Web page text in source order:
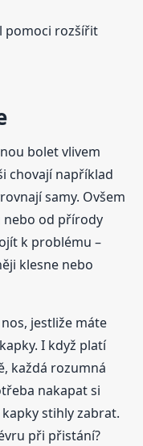
pomoci rozšířit
bolet vlivem
chovají například
samy. Ovšem
nebo od přírody
k problému –
klesne nebo
jestliže máte
I když platí
každá rozumná
nakapat si
stihly zabrat.
při přistání?